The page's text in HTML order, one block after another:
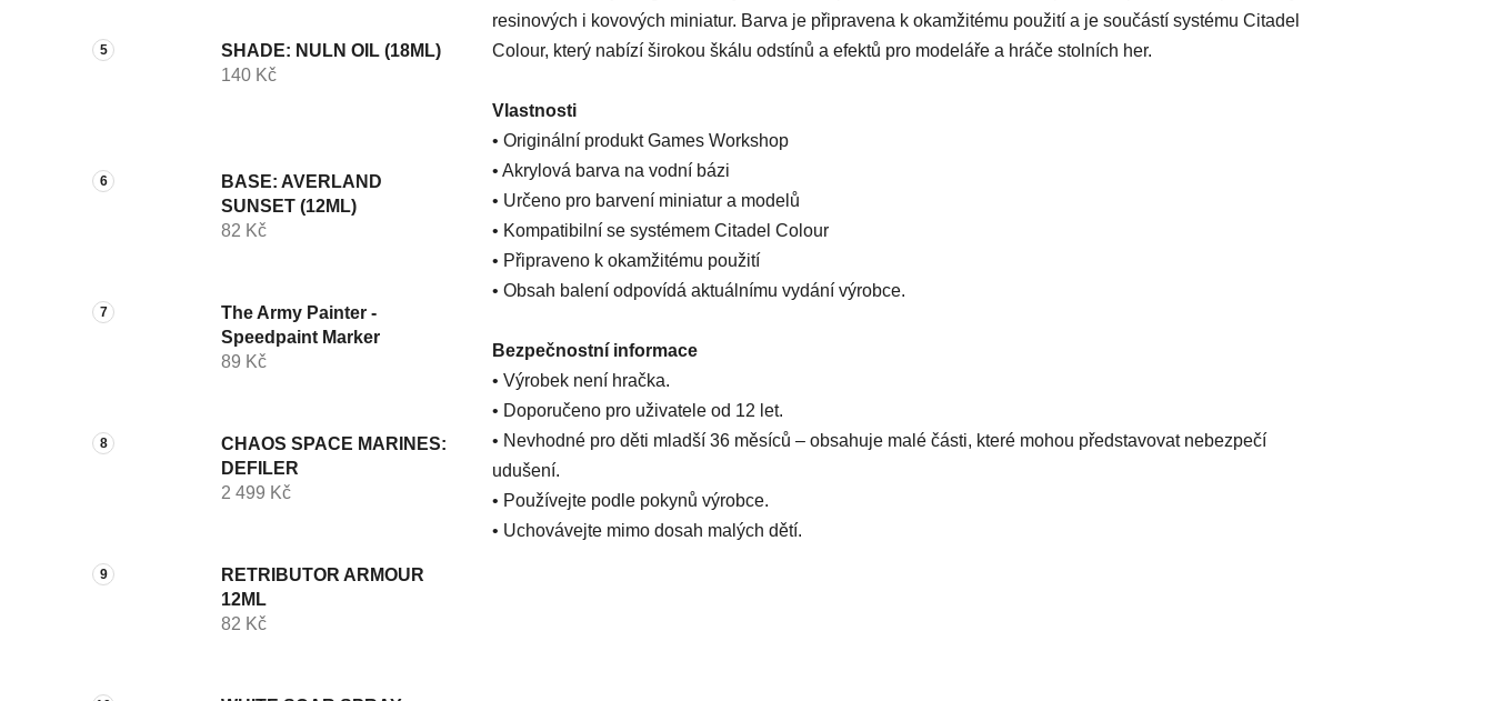
SHADE: NULN OIL (18ML)
140 Kč
BASE: AVERLAND
SUNSET (12ML)
82 Kč
The Army Painter -
Speedpaint Marker
89 Kč
CHAOS SPACE MARINES:
DEFILER
2 499 Kč
RETRIBUTOR ARMOUR
12ML
82 Kč
resinových i kovových miniatur. Barva je připravena k okamžitému použití a je součástí systému Citadel
Colour, který nabízí širokou škálu odstínů a efektů pro modeláře a hráče stolních her.
Vlastnosti
• Originální produkt Games Workshop
• Akrylová barva na vodní bázi
• Určeno pro barvení miniatur a modelů
• Kompatibilní se systémem Citadel Colour
• Připraveno k okamžitému použití
• Obsah balení odpovídá aktuálnímu vydání výrobce.
Bezpečnostní informace
• Výrobek není hračka.
• Doporučeno pro uživatele od 12 let.
• Nevhodné pro děti mladší 36 měsíců – obsahuje malé části, které mohou představovat nebezpečí
udušení.
• Používejte podle pokynů výrobce.
• Uchovávejte mimo dosah malých dětí.